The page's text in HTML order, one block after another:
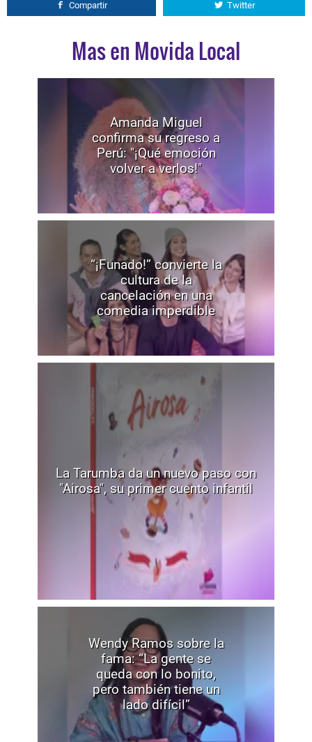
Compartir Twitter
Mas en Movida Local
Amanda Miguel
confirma su regreso a
Perú: "¡Qué emoción
volver a verlos!"
“¡Funado!” convierte la
cultura de la
cancelación en una
comedia imperdible
La Tarumba da un nuevo paso con
"Airosa", su primer cuento infantil
Wendy Ramos sobre la
fama: “La gente se
queda con lo bonito,
pero también tiene un
lado difícil”